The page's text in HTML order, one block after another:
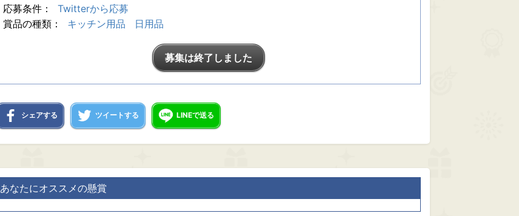
応募条件：
Twitterから応募
賞品の種類：
キッチン用品 日用品
募集は終了しました
シェアする ツイートする LINEで送る
あなたにオススメの懸賞